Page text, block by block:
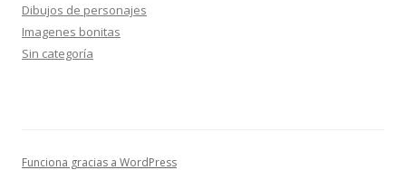
Dibujos de personajes
Imagenes bonitas
Sin categoría
Funciona gracias a WordPress